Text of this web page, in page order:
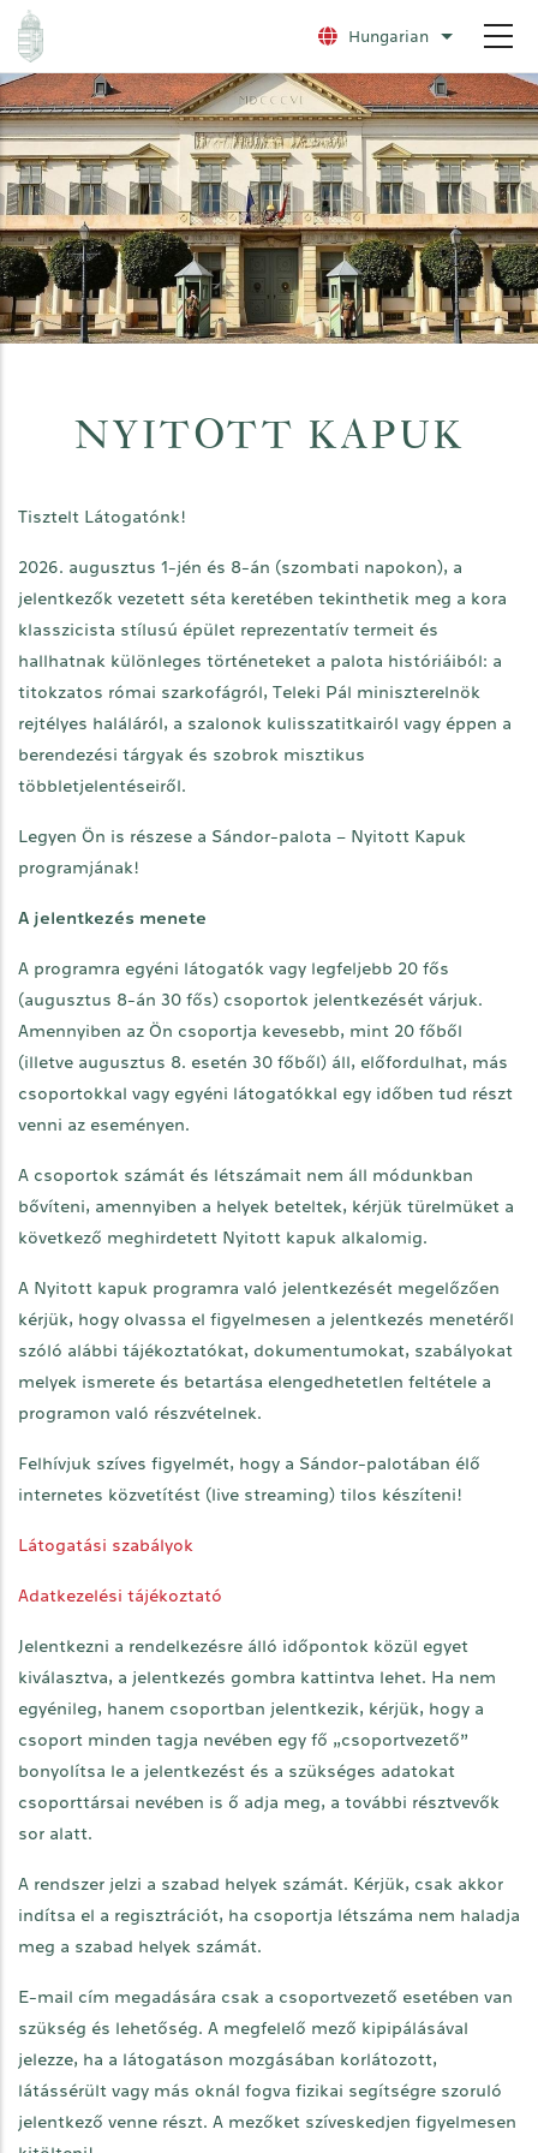
Ugrás
tartalomra
Hungarian További
NYITOTT KAPUK
Tisztelt Látogatónk!
2026. augusztus 1-jén és 8-án (szombati napokon), a
jelentkezők vezetett séta keretében tekinthetik meg a kora
klasszicista stílusú épület reprezentatív termeit és
hallhatnak különleges történeteket a palota históriáiból: a
titokzatos római szarkofágról, Teleki Pál miniszterelnök
rejtélyes haláláról, a szalonok kulisszatitkairól vagy éppen a
berendezési tárgyak és szobrok misztikus
többletjelentéseiről.
Legyen Ön is részese a Sándor-palota – Nyitott Kapuk
programjának!
A jelentkezés menete
A programra egyéni látogatók vagy legfeljebb 20 fős
(augusztus 8-án 30 fős) csoportok jelentkezését várjuk.
Amennyiben az Ön csoportja kevesebb, mint 20 főből
(illetve augusztus 8. esetén 30 főből) áll, előfordulhat, más
csoportokkal vagy egyéni látogatókkal egy időben tud részt
venni az eseményen.
A csoportok számát és létszámait nem áll módunkban
bővíteni, amennyiben a helyek beteltek, kérjük türelmüket a
következő meghirdetett Nyitott kapuk alkalomig.
A Nyitott kapuk programra való jelentkezését megelőzően
kérjük, hogy olvassa el figyelmesen a jelentkezés menetéről
szóló alábbi tájékoztatókat, dokumentumokat, szabályokat
melyek ismerete és betartása elengedhetetlen feltétele a
programon való részvételnek.
Felhívjuk szíves figyelmét, hogy a Sándor-palotában élő
internetes közvetítést (live streaming) tilos készíteni!
Látogatási szabályok
Adatkezelési tájékoztató
Jelentkezni a rendelkezésre álló időpontok közül egyet
kiválasztva, a jelentkezés gombra kattintva lehet. Ha nem
egyénileg, hanem csoportban jelentkezik, kérjük, hogy a
csoport minden tagja nevében egy fő „csoportvezető”
bonyolítsa le a jelentkezést és a szükséges adatokat
csoporttársai nevében is ő adja meg, a további résztvevők
sor alatt.
A rendszer jelzi a szabad helyek számát. Kérjük, csak akkor
indítsa el a regisztrációt, ha csoportja létszáma nem haladja
meg a szabad helyek számát.
E-mail cím megadására csak a csoportvezető esetében van
szükség és lehetőség. A megfelelő mező kipipálásával
jelezze, ha a látogatáson mozgásában korlátozott,
látássérült vagy más oknál fogva fizikai segítségre szoruló
jelentkező venne részt. A mezőket szíveskedjen figyelmesen